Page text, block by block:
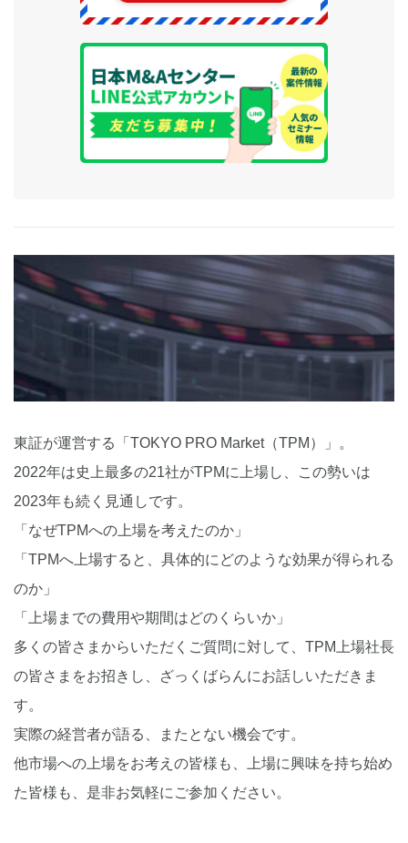
東証が運営する「TOKYO PRO Market（TPM）」。
2022年は史上最多の21社がTPMに上場し、この勢いは
2023年も続く見通しです。
「なぜTPMへの上場を考えたのか」
「TPMへ上場すると、具体的にどのような効果が得られる
のか」
「上場までの費用や期間はどのくらいか」
多くの皆さまからいただくご質問に対して、TPM上場社長
の皆さまをお招きし、ざっくばらんにお話しいただきま
す。
実際の経営者が語る、またとない機会です。
他市場への上場をお考えの皆様も、上場に興味を持ち始め
た皆様も、是非お気軽にご参加ください。